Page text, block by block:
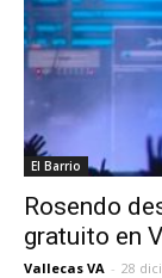
El Barrio
Rosendo
gratuito en
Vallecas VA - 28